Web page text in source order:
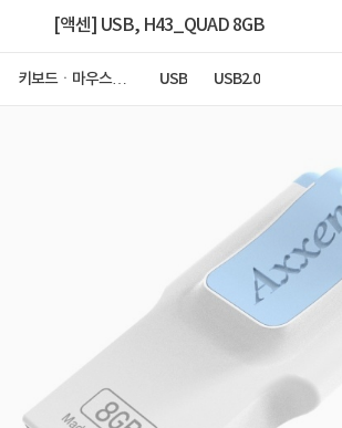
[액센] USB, H43_QUAD 8GB
키보드ㆍ마우스ㆍ
USB USB2.0